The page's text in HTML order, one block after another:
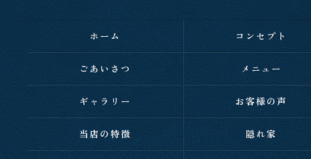
ホーム コンセプト
ごあいさつ メニュー
ギャラリー お客様の声
当店の特徴 隠れ家